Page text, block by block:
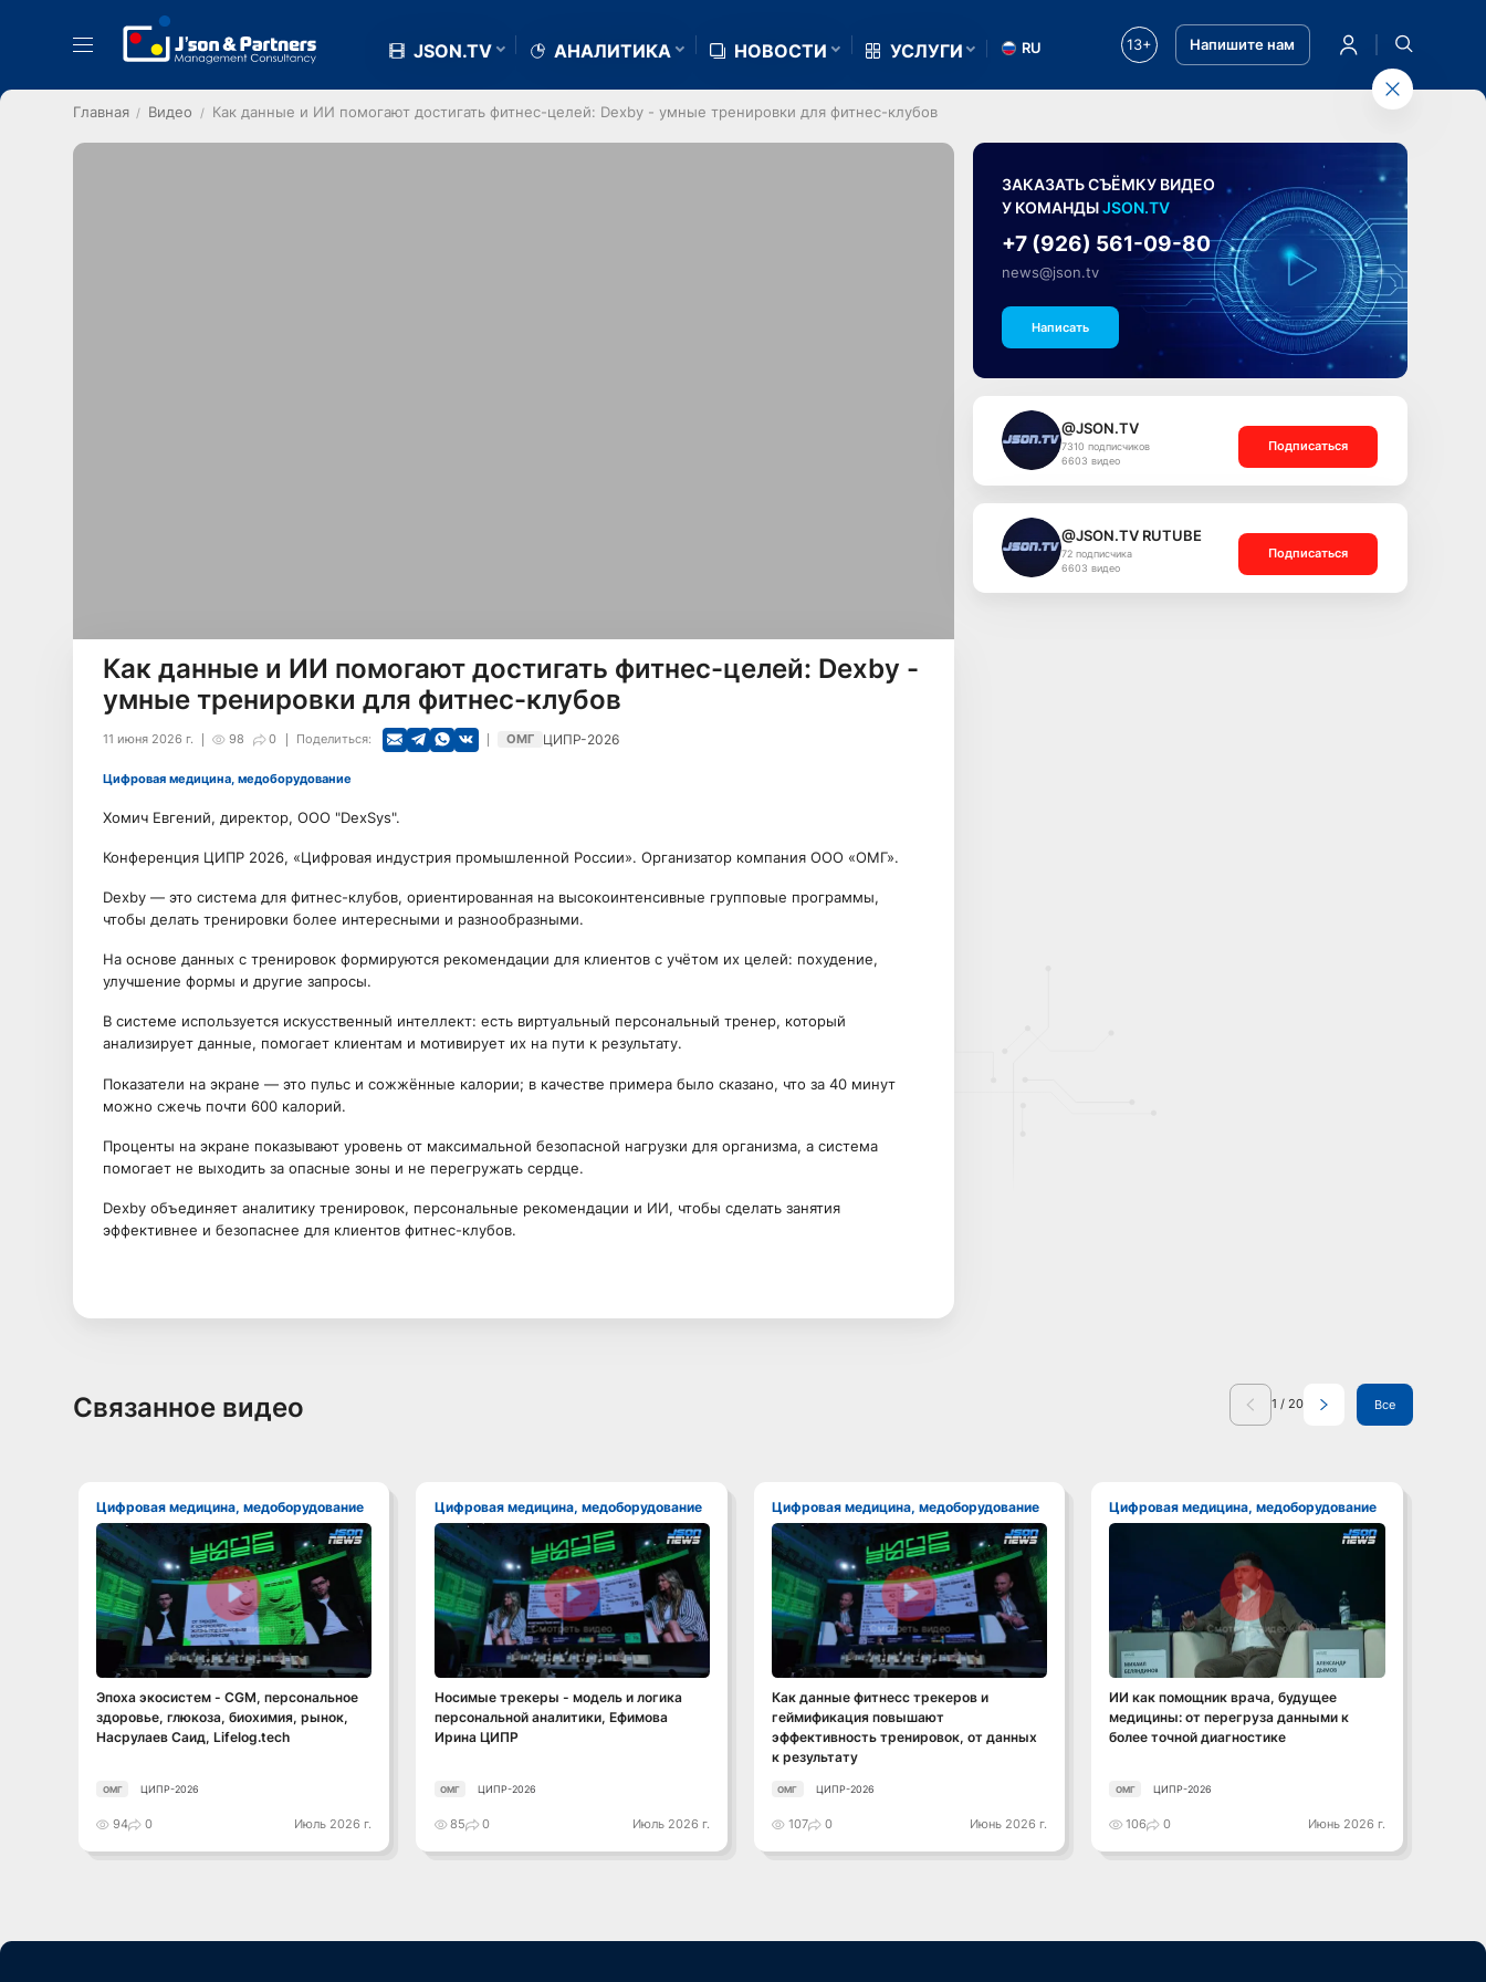
JSON.TV АНАЛИТИКА НОВОСТИ УСЛУГИ RU 13+ Напишите нам
Главная Видео Как данные и ИИ помогают достигать фитнес-целей: Dexby - умные тренировки для фитнес-клубов
Как данные и ИИ помогают достигать фитнес-целей: Dexby -
умные тренировки для фитнес-клубов
98 0
11 июня 2026 г. Поделиться: ОМГ ЦИПР-2026
Цифровая медицина, медоборудование
Хомич Евгений, директор, ООО "DexSys".
Конференция ЦИПР 2026, «Цифровая индустрия промышленной России». Организатор компания ООО «ОМГ».
Dexby — это система для фитнес-клубов, ориентированная на высокоинтенсивные групповые программы,
чтобы делать тренировки более интересными и разнообразными.
На основе данных с тренировок формируются рекомендации для клиентов с учётом их целей: похудение,
улучшение формы и другие запросы.
В системе используется искусственный интеллект: есть виртуальный персональный тренер, который
анализирует данные, помогает клиентам и мотивирует их на пути к результату.
Показатели на экране — это пульс и сожжённые калории; в качестве примера было сказано, что за 40 минут
можно сжечь почти 600 калорий.
Проценты на экране показывают уровень от максимальной безопасной нагрузки для организма, а система
помогает не выходить за опасные зоны и не перегружать сердце.
Dexby объединяет аналитику тренировок, персональные рекомендации и ИИ, чтобы сделать занятия
эффективнее и безопаснее для клиентов фитнес-клубов.
ЗАКАЗАТЬ СЪЁМКУ ВИДЕО
У КОМАНДЫJSON.TV
+7 (926) 561-09-80
news@json.tv
Написать
@JSON.TV
7310 подписчиков
6603 видео
Подписаться
@JSON.TV RUTUBE
72 подписчика
6603 видео
Подписаться
Связанное видео 1 / 20 Все
Цифровая медицина, медоборудование
Смотреть видео
Эпоха экосистем - CGM, персональное
здоровье, глюкоза, биохимия, рынок,
Насрулаев Саид, Lifelog.tech
ОМГ ЦИПР-2026
94 0 Июль 2026 г.
Цифровая медицина, медоборудование
Смотреть видео
Носимые трекеры - модель и логика
персональной аналитики, Ефимова
Ирина ЦИПР
ОМГ ЦИПР-2026
85 0 Июль 2026 г.
Цифровая медицина, медоборудование
Смотреть видео
Как данные фитнесс трекеров и
геймификация повышают
эффективность тренировок, от данных
к результату
ОМГ ЦИПР-2026
107 0 Июнь 2026 г.
Цифровая медицина, медоборудование
Смотреть видео
ИИ как помощник врача, будущее
медицины: от перегруза данными к
более точной диагностике
ОМГ ЦИПР-2026
106 0 Июнь 2026 г.